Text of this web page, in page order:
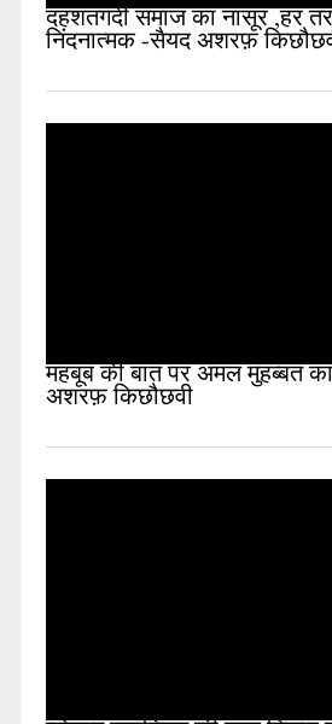
दहशतगर्दी समाज का नासूर ,हर
निंदनात्मक -सैयद अशरफ़
महबूब की बात पर अमल मुहब्बत
अशरफ़ किछौछवी